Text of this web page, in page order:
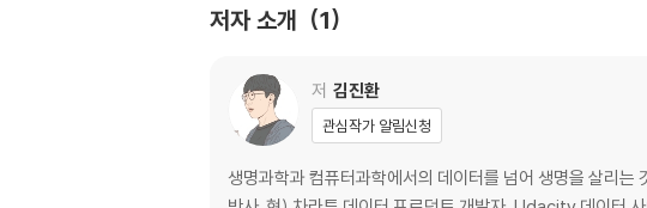
_3.2 R을 사용한 시각화
_3.3 연습 문제
4장 의료 데이터 분석 사례
저자 소개 1
저 김진환
관심작가 알림신청
생명과학과 컴퓨터과학에서의 데이터를 넘어 생명을 살리